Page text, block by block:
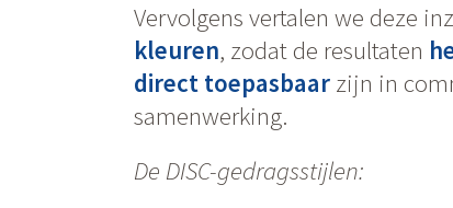
Vervolgens vertalen we deze
kleuren, zodat de resultaten
direct toepasbaar zijn in
samenwerking.
De DISC-gedragsstijlen: